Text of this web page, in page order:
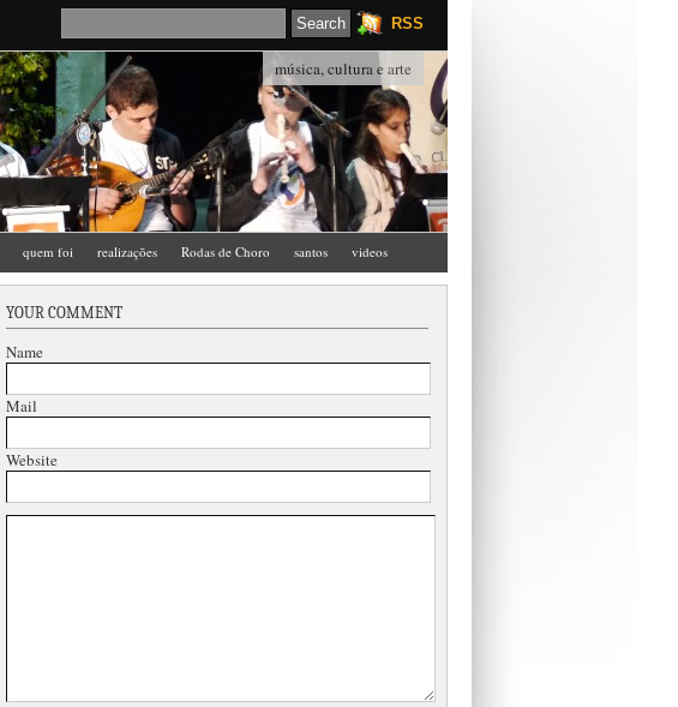
RSS
música, cultura e arte
quem foi realizações Rodas de Choro santos
videos
YOUR COMMENT
Name
Mail
Website